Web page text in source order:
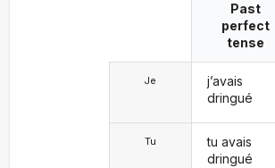
Je
Tu
Past
perfect
tense
j’avais
dringué
tu avais
dringué